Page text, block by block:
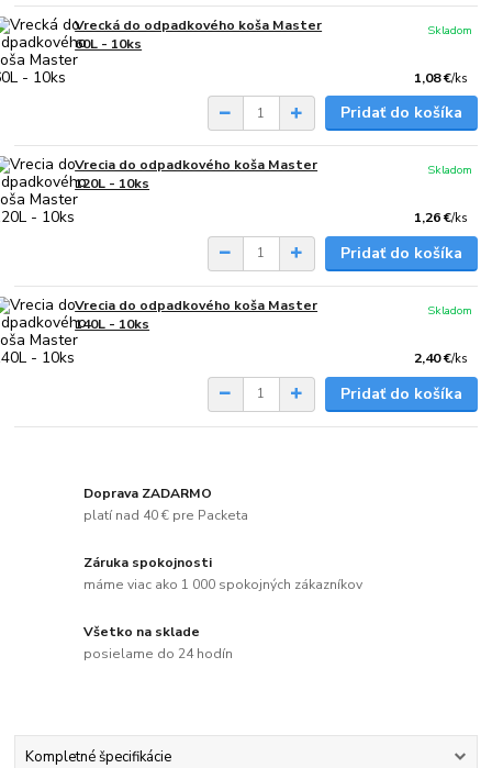
Vrecká do odpadkového koša Master
60L - 10ks
1,08 €/ks
Skladom
Pridať do košíka
Vrecia do odpadkového koša Master
120L - 10ks
1,26 €/ks
Skladom
Pridať do košíka
Vrecia do odpadkového koša Master
140L - 10ks
2,40 €/ks
Skladom
Pridať do košíka
Doprava ZADARMO
platí nad 40 € pre Packeta
Záruka spokojnosti
máme viac ako 1 000 spokojných zákazníkov
Všetko na sklade
posielame do 24 hodín
Kompletné špecifikácie